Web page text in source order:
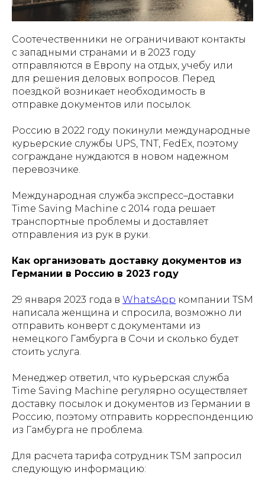
Соотечественники не ограничивают контакты
с западными странами и в 2023 году
отправляются в Европу на отдых, учебу или
для решения деловых вопросов. Перед
поездкой возникает необходимость в
отправке документов или посылок.
Россию в 2022 году покинули международные
курьерские службы UPS, TNT, FedEx, поэтому
сограждане нуждаются в новом надежном
перевозчике.
Международная служба экспресс–доставки
Time Saving Machine с 2014 года решает
транспортные проблемы и доставляет
отправления из рук в руки.
Как организовать доставку документов из
Германии в Россию в 2023 году
29 января 2023 года в WhatsApp компании TSM
написала женщина и спросила, возможно ли
отправить конверт с документами из
немецкого Гамбурга в Сочи и сколько будет
стоить услуга.
Менеджер ответил, что курьерская служба
Time Saving Machine регулярно осуществляет
доставку посылок и документов из Германии в
Россию, поэтому отправить корреспонденцию
из Гамбурга не проблема.
Для расчета тарифа сотрудник TSM запросил
следующую информацию: